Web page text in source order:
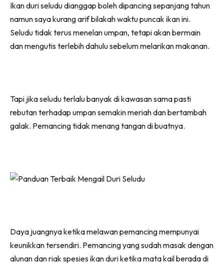
(Twitter)
Ikan duri seludu dianggap boleh dipancing sepanjang tahun
namun saya kurang arif bilakah waktu puncak ikan ini.
Seludu tidak terus menelan umpan, tetapi akan bermain
dan mengutis terlebih dahulu sebelum melarikan makanan.
Tapi jika seludu terlalu banyak di kawasan sama pasti
rebutan terhadap umpan semakin meriah dan bertambah
galak. Pemancing tidak menang tangan di buatnya.
Daya juangnya ketika melawan pemancing mempunyai
keunikkan tersendiri. Pemancing yang sudah masak dengan
alunan dan riak spesies ikan duri ketika mata kail berada di